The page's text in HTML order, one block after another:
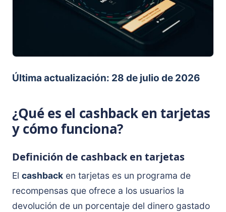
Última actualización: 28 de julio de 2026
¿Qué es el cashback en tarjetas
y cómo funciona?
Definición de cashback en tarjetas
El cashback en tarjetas es un programa de
recompensas que ofrece a los usuarios la
devolución de un porcentaje del dinero gastado